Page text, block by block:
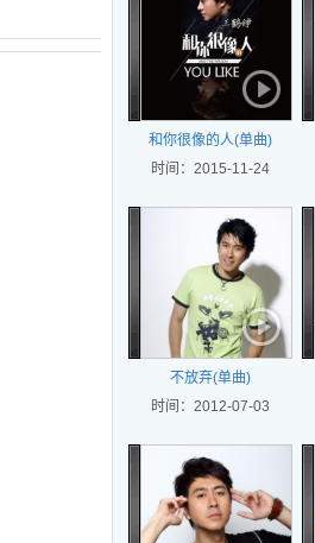
和你很像的人(单曲)
时间：2015-11-24
不放弃(单曲)
时间：2012-07-03